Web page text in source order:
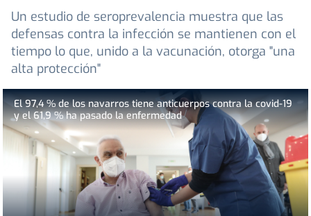
Un estudio de seroprevalencia muestra que las
defensas contra la infección se mantienen con el
tiempo lo que, unido a la vacunación, otorga "una
alta protección"
El 97,4 % de los navarros tiene anticuerpos contra la covid-19
y el 61,9 % ha pasado la enfermedad